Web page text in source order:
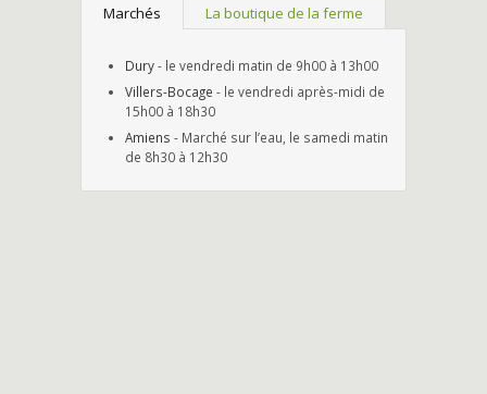
Marchés La boutique de la ferme
Dury- le vendredi matin de 9h00 à 13h00
Villers-Bocage - le vendredi après-midi de
15h00 à 18h30
Amiens - Marché sur l’eau, le samedi matin
de 8h30 à 12h30